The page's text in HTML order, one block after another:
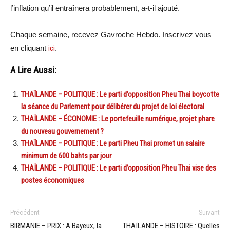
l’inflation qu’il entraînera probablement, a-t-il ajouté.
Chaque semaine, recevez Gavroche Hebdo. Inscrivez vous
en cliquant ici.
A Lire Aussi:
THAÏLANDE – POLITIQUE : Le parti d’opposition Pheu Thai boycotte
la séance du Parlement pour délibérer du projet de loi électoral
THAÏLANDE – ÉCONOMIE : Le portefeuille numérique, projet phare
du nouveau gouvernement ?
THAÏLANDE – POLITIQUE : Le parti Pheu Thai promet un salaire
minimum de 600 bahts par jour
THAÏLANDE – POLITIQUE : Le parti d’opposition Pheu Thai vise des
postes économiques
Précédent
BIRMANIE – PRIX : A Bayeux, la
Suivant
THAÏLANDE – HISTOIRE : Quelles